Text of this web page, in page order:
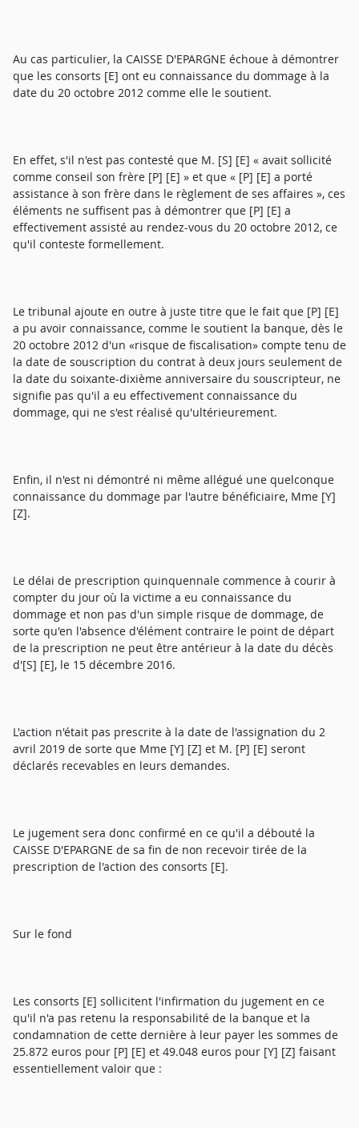
Au cas particulier, la CAISSE D'EPARGNE échoue à démontrer
que les consorts [E] ont eu connaissance du dommage à la
date du 20 octobre 2012 comme elle le soutient.
En effet, s'il n'est pas contesté que M. [S] [E] « avait sollicité
comme conseil son frère [P] [E] » et que « [P] [E] a porté
assistance à son frère dans le règlement de ses affaires », ces
éléments ne suffisent pas à démontrer que [P] [E] a
effectivement assisté au rendez-vous du 20 octobre 2012, ce
qu'il conteste formellement.
Le tribunal ajoute en outre à juste titre que le fait que [P] [E]
a pu avoir connaissance, comme le soutient la banque, dès le
20 octobre 2012 d'un «risque de fiscalisation» compte tenu de
la date de souscription du contrat à deux jours seulement de
la date du soixante-dixième anniversaire du souscripteur, ne
signifie pas qu'il a eu effectivement connaissance du
dommage, qui ne s'est réalisé qu'ultérieurement.
Enfin, il n'est ni démontré ni même allégué une quelconque
connaissance du dommage par l'autre bénéficiaire, Mme [Y]
[Z].
Le délai de prescription quinquennale commence à courir à
compter du jour où la victime a eu connaissance du
dommage et non pas d'un simple risque de dommage, de
sorte qu'en l'absence d'élément contraire le point de départ
de la prescription ne peut être antérieur à la date du décès
d'[S] [E], le 15 décembre 2016.
L'action n'était pas prescrite à la date de l'assignation du 2
avril 2019 de sorte que Mme [Y] [Z] et M. [P] [E] seront
déclarés recevables en leurs demandes.
Le jugement sera donc confirmé en ce qu'il a débouté la
CAISSE D'EPARGNE de sa fin de non recevoir tirée de la
prescription de l'action des consorts [E].
Sur le fond
Les consorts [E] sollicitent l'infirmation du jugement en ce
qu'il n'a pas retenu la responsabilité de la banque et la
condamnation de cette dernière à leur payer les sommes de
25.872 euros pour [P] [E] et 49.048 euros pour [Y] [Z] faisant
essentiellement valoir que :